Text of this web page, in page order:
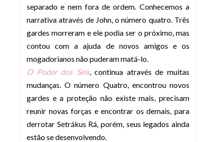
separado e nem fora de ordem. Conhecemos a
narrativa através de John, o número quatro. Três
gardes morreram e ele podia ser o próximo, mas
contou com a ajuda de novos amigos e os
mogadorianos não puderam matá-lo.
O Poder dos Seis, continua através de muitas
mudanças. O número Quatro, encontrou novos
gardes e a proteção não existe mais, precisam
reunir novas forças e encontrar os demais, para
derrotar Setrákus Rá, porém, seus legados ainda
estão se desenvolvendo.